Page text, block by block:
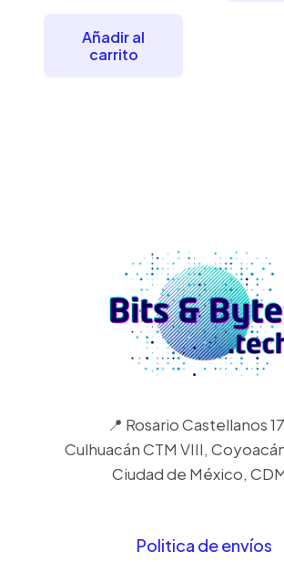
Añadir al
carrito
📍 Rosario Castellanos
Culhuacán CTM VIII,
Ciudad de México,
Politica de envíos